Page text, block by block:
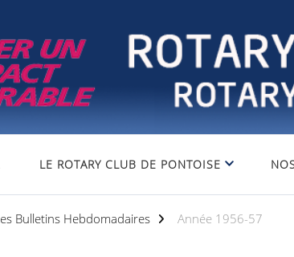
LE ROTARY CLUB DE PONTOISE
Bulletins Hebdomadaires Année 1956-57